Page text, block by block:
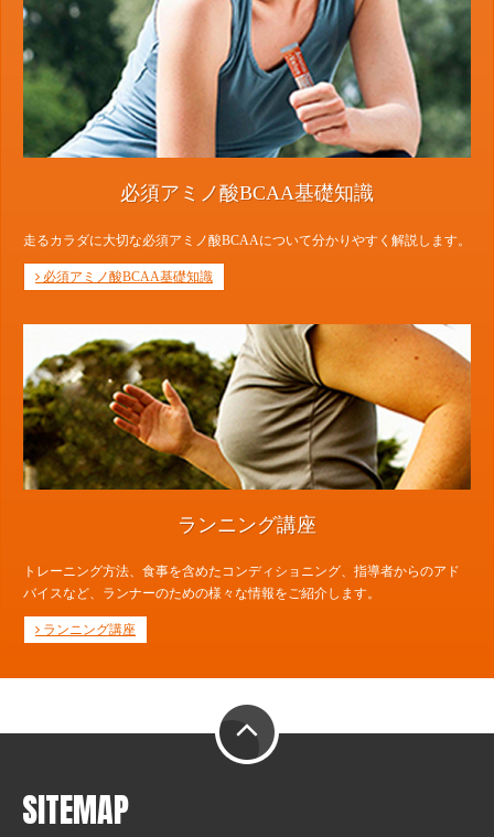
必須アミノ酸BCAA基礎知識
走るカラダに大切な必須アミノ酸BCAAについて分かりやすく解説します。
必須アミノ酸BCAA基礎知識
ランニング講座
トレーニング方法、食事を含めたコンディショニング、指導者からのアド
バイスなど、ランナーのための様々な情報をご紹介します。
ランニング講座
SITEMAP